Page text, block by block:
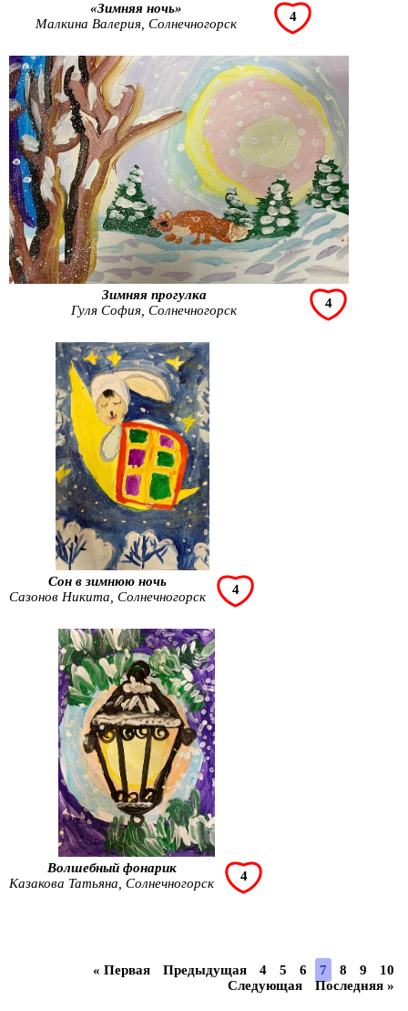
4
«Зимняя ночь»
Малкина Валерия, Солнечногорск
4
Зимняя прогулка
Гуля София, Солнечногорск
4
Сон в зимнюю ночь
Сазонов Никита, Солнечногорск
4
Волшебный фонарик
Казакова Татьяна, Солнечногорск
« Первая Предыдущая 4 5 6 7 8 9
10
Следующая
Последняя »